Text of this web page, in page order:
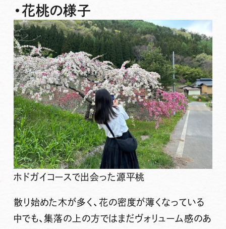
・花桃の様子
ホドガイコースで出会った源平桃
散り始めた木が多く、花の密度が薄くなっている
中でも、集落の上の方ではまだヴォリューム感のあ